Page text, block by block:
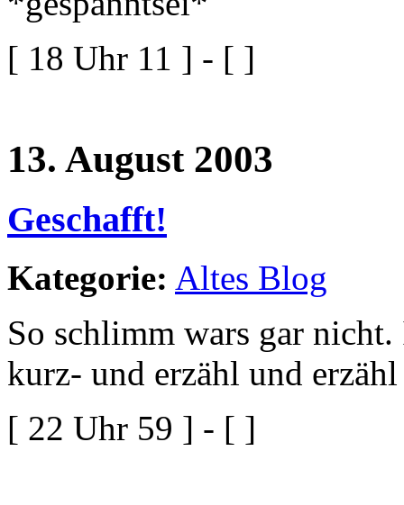
[ 18 Uhr 11 ] - [ ]
13. August 2003
Geschafft!
Kategorie: Altes Blog
So schlimm wars gar
kurz- und erzähl und
[ 22 Uhr 59 ] - [ ]